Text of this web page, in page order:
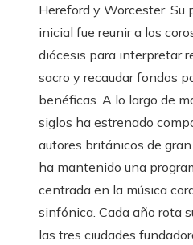
Hereford y Worcester. Su
inicial fue reunir a los
diócesis para interpretar
sacro y recaudar fondos
benéficas. A lo largo de
siglos ha estrenado
autores británicos de
ha mantenido una
centrada en la música
sinfónica. Cada año rota
las tres ciudades